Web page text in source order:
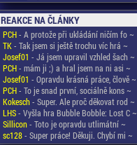
REAKCE NA ČLÁNKY
PCH- A protože při ukládání ničím fo ~
TK- Tak jsem si ještě trochu víc hrá ~
Josef01 - Já jsem upravil vzhled šach ~
PCH- mám ji ;) a hral jsem na ni asi ~
Josef01 - Opravdu krásná práce, člově ~
PCH- To je snad první, sociálně kons ~
Kokesch- Super. Ale proč děkovat rod ~
LHS- Vyšla hra Bubble Bobble: Lost C ~
Sillicon- Toto je opravdu utlimátní ~
sc128- Super práce! Děkuji. Chybí mi ~